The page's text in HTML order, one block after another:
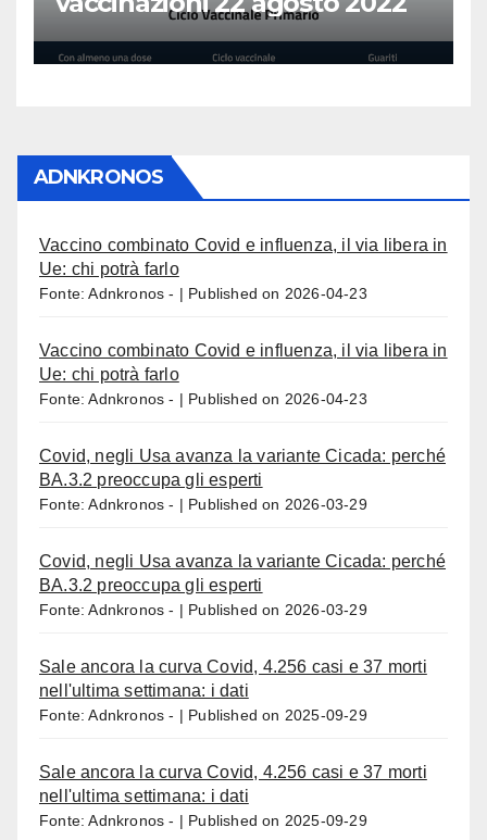
ADNKRONOS
Vaccino combinato Covid e influenza, il via libera in
Ue: chi potrà farlo
Fonte: Adnkronos - Published on 2026-04-23
Vaccino combinato Covid e influenza, il via libera in
Ue: chi potrà farlo
Fonte: Adnkronos - Published on 2026-04-23
Covid, negli Usa avanza la variante Cicada: perché
BA.3.2 preoccupa gli esperti
Fonte: Adnkronos - Published on 2026-03-29
Covid, negli Usa avanza la variante Cicada: perché
BA.3.2 preoccupa gli esperti
Fonte: Adnkronos - Published on 2026-03-29
Sale ancora la curva Covid, 4.256 casi e 37 morti
nell'ultima settimana: i dati
Fonte: Adnkronos - Published on 2025-09-29
Sale ancora la curva Covid, 4.256 casi e 37 morti
nell'ultima settimana: i dati
Fonte: Adnkronos - Published on 2025-09-29